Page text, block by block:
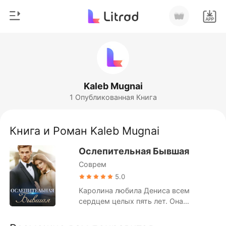
Скачать приложение
Оборотни
Рассказы
Миллиард
Рейтинг
Kaleb Mugnai
1 Опубликованная Книга
Книга и Роман Kaleb Mugnai
Ослепительная Бывшая
Соврем
5.0
Каролина любила Дениса всем
сердцем целых пять лет. Она